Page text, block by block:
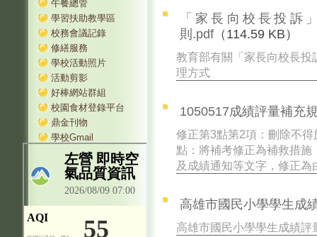
午餐總管
學習扶助教學區
校務會議記錄
修繕服務
學校活動照片
活動剪影
好棒網站群組
校園食材登錄平台
鼎金刊物
學校Gmail
「家長向校長投訴
則.pdf （114.59 KB）
教育部有關「家長向校長
理方式
1050517成績評量補充
修正第3點第2項：刪除不
點：將補考修正為補救措
及成績通知等文字，修正
高雄市國民小學學生成
高雄市國民小學學生成績